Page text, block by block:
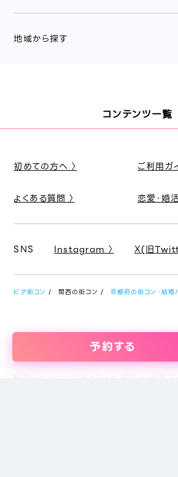
予約する
地域から探す
コンテンツ一覧
初めての方へ 〉 ご利用ガ
よくある質問 〉 恋愛・婚
SNS Instagram 〉 X(旧
ピア街コン 関西の街コン 京都府の街コン・結婚